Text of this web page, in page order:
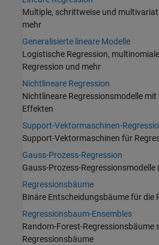
Multiple, schrittweise und
mehr
Generalisierte lineare Modelle
Logistische Regression,
Regression und mehr
Nichtlineare Regression
Nichtlineare Regressionsmodelle
Effekten
Support-Vektormaschinen-
Support-Vektormaschinen für
Gauss-Prozess-Regression
Gauss-Prozess-Regressionsmodelle
Regressionsbäume
Binäre Entscheidungsbäume für die
Regressionsbaum-Ensembles
Random-Forest-Regressionsbäume
Regressionsbäume